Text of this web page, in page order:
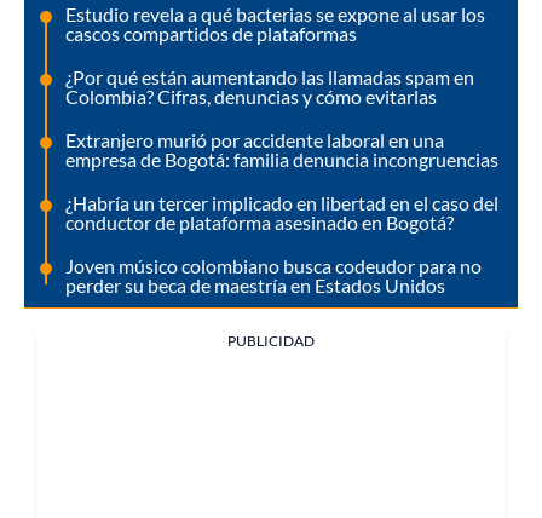
Estudio revela a qué bacterias se expone al usar los
cascos compartidos de plataformas
¿Por qué están aumentando las llamadas spam en
Colombia? Cifras, denuncias y cómo evitarlas
Extranjero murió por accidente laboral en una
empresa de Bogotá: familia denuncia incongruencias
¿Habría un tercer implicado en libertad en el caso del
conductor de plataforma asesinado en Bogotá?
Joven músico colombiano busca codeudor para no
perder su beca de maestría en Estados Unidos
PUBLICIDAD